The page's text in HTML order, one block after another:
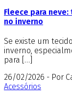
Fleece para
no inverno
Se existe um
inverno,
para […]
26/02/2026 - Por
Acessórios